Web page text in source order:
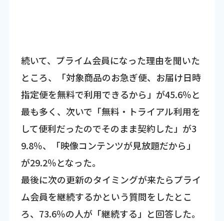
続いて、プライム会員になった理由を聞いた
ところ、「対象商品のお急ぎ便、お届け日時
指定便を無料で利用できるから」が45.6％と
最も多く、次いで「無料・トライアル利用を
して便利だったのでそのまま契約した」が3
9.8％、「映像コンテンツが見放題だから」
が29.2％となった。
最後に次の更新のタイミングが来たらプライ
ム会員を継続するかという質問をしたとこ
ろ、73.6％の人が「継続する」と回答した。